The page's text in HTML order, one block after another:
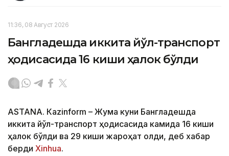
11:36, 08 Август 2026
Бангладешда иккита йўл-транспорт
ҳодисасида 16 киши ҳалок бўлди
ASTANА. Кazinform – Жума куни Бангладешда
иккита йўл-транспорт ҳодисасида камида 16 киши
ҳалок бўлди ва 29 киши жароҳат олди, деб хабар
берди Xinhua.